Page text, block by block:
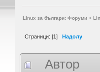
Linux за българи: Форуми>
Страници: [1] Надолу
Автор